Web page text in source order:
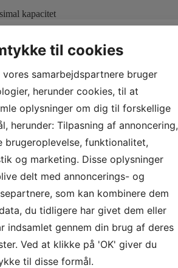
kapacitet
til cookies
samarbejdspartnere bruger
herunder cookies, til at
oplysninger om dig til forskellige
herunder: Tilpasning af annoncering,
brugeroplevelse, funktionalitet,
og marketing. Disse oplysninger
delt med annoncerings- og
som kan kombinere dem
du tidligere har givet dem eller
indsamlet gennem din brug af deres
Ved at klikke på 'OK' giver du
til disse formål.